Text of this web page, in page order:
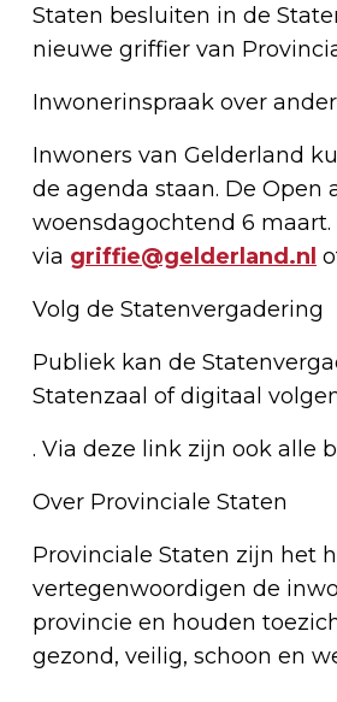
Staten besluiten in de
nieuwe griffier van
Inwonerinspraak over
Inwoners van Gelderland
de agenda staan. De
woensdagochtend 6
via griffie@gelderland.nl
Volg de Statenvergadering
Publiek kan de
Statenzaal of digitaal
. Via deze link zijn ook alle
Over Provinciale Staten
Provinciale Staten zijn het
vertegenwoordigen de
provincie en houden
gezond, veilig, schoon en